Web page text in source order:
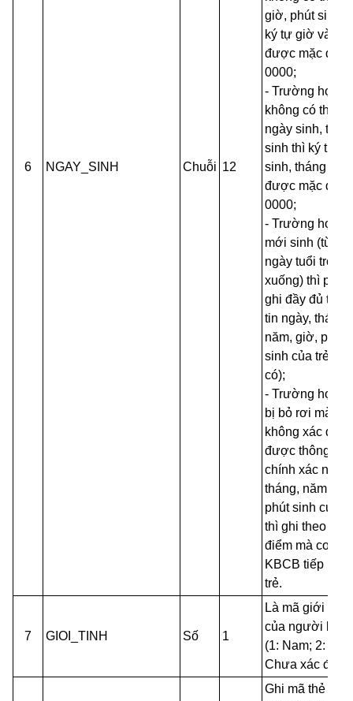
6 NGAY_SINH Chuỗi 12
giờ, phút sinh
ký tự giờ và
được mặc định
0000;
- Trường hợp
không có
ngày sinh,
sinh thì ký tự
sinh, tháng sinh
được mặc định
0000;
- Trường hợp
mới sinh (từ đủ
ngày tuổi trở
xuống) thì phải
ghi đầy đủ
tin ngày, tháng,
năm, giờ, phút
sinh của trẻ
có);
- Trường hợp
bị bỏ rơi mà
không xác định
được thông tin
chính xác ngày,
tháng, năm,
phút sinh của
thì ghi theo thời
điểm mà cơ sở
KBCB tiếp
trẻ.
7 GIOI_TINH Số 1
Là mã giới tính
của người
(1: Nam; 2: Nữ;
Chưa xác định)
Ghi mã thẻ